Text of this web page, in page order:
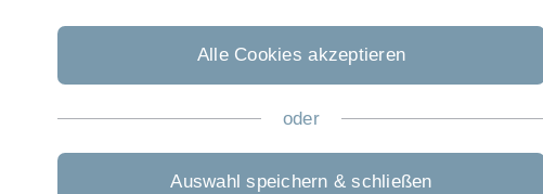
Alle Cookies akzeptieren
oder
Auswahl speichern & schließen